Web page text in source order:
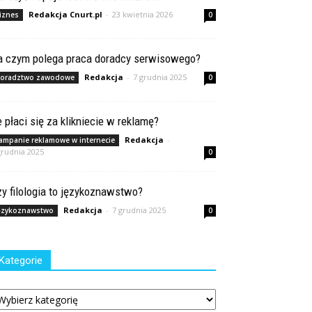
Redakcja Cnurt.pl - 23 kwietnia 2026 0
czym polega praca doradcy serwisowego?
zawodowe Redakcja - 7 grudnia 2025 0
płaci się za klikniecie w reklamę?
reklamowe w internecie Redakcja -
2025
0
filologia to językoznawstwo?
Redakcja - 7 grudnia 2025 0